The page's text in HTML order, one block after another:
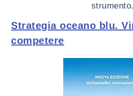
strumento.
Strategia oceano blu.
competere